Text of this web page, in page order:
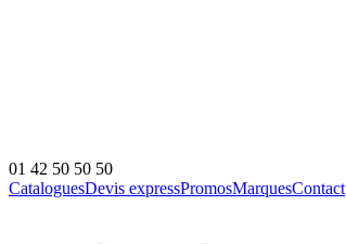
01 42 50 50 50
CataloguesDevis expressPromosMarquesContact